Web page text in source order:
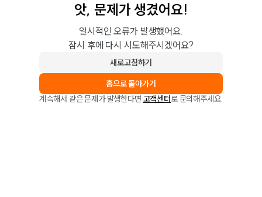
앗, 문제가 생겼어요!
일시적인 오류가 발생했어요.
잠시 후에 다시 시도해주시겠어요?
새로고침하기
홈으로 돌아가기
계속해서 같은 문제가 발생한다면 고객센터로 문의해주세요.